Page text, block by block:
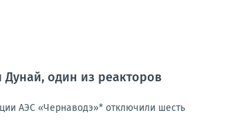
один из реакторов
АЭС «Чернаводэ»* отключили шесть